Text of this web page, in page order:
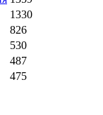
1330
826
530
487
475